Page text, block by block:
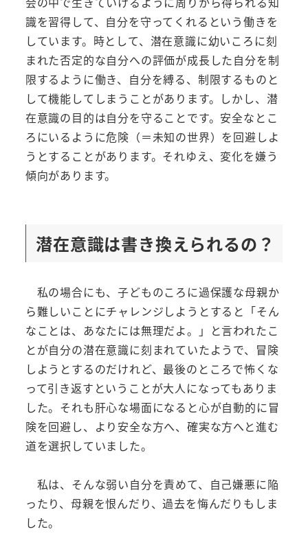
識を習得して、自分を守ってくれるという働きを
しています。時として、潜在意識に幼いころに刻
まれた否定的な自分への評価が成長した自分を制
限するように働き、自分を縛る、制限するものと
して機能してしまうことがあります。しかし、潜
在意識の目的は自分を守ることです。安全なとこ
ろにいるように危険（＝未知の世界）を回避しよ
うとすることがあります。それゆえ、変化を嫌う
傾向があります。
潜在意識は書き換えられるの？
私の場合にも、子どものころに過保護な母親か
ら難しいことにチャレンジしようとすると「そん
なことは、あなたには無理だよ。」と言われたこ
とが自分の潜在意識に刻まれていたようで、冒険
しようとするのだけれど、最後のところで怖くな
って引き返すということが大人になってもありま
した。それも肝心な場面になると心が自動的に冒
険を回避し、より安全な方へ、確実な方へと進む
道を選択していました。
私は、そんな弱い自分を責めて、自己嫌悪に陥
ったり、母親を恨んだり、過去を悔んだりもしま
した。